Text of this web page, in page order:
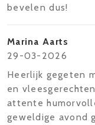
bevelen dus!
Marina Aarts
29-03-2026
Heerlijk gegeten
en
attente
geweldige avond